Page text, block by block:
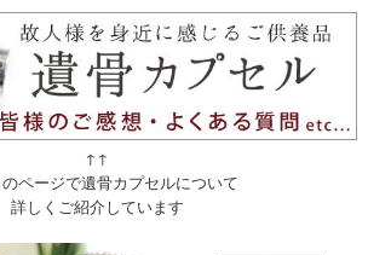
↑↑
ページで遺骨カプセルについて
詳しくご紹介しています